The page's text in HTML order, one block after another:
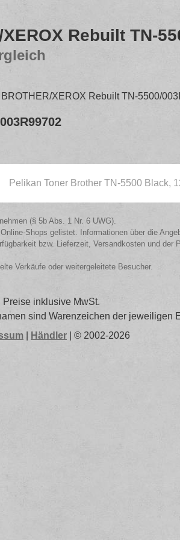
Rebuilt TN-
XEROX Rebuilt TN-5500/
Pelikan Toner Brother TN-5500 Black,
(§ 5b Abs. 1 Nr. 6 UWG).
Shops gelistet. Informationen über die
bzw. Lieferzeit, Versandkosten und der
Verkäufe oder weitergeleitete Besucher.
Preise inklusive MwSt.
sind Warenzeichen der jeweiligen
Händler | © 2002-2026